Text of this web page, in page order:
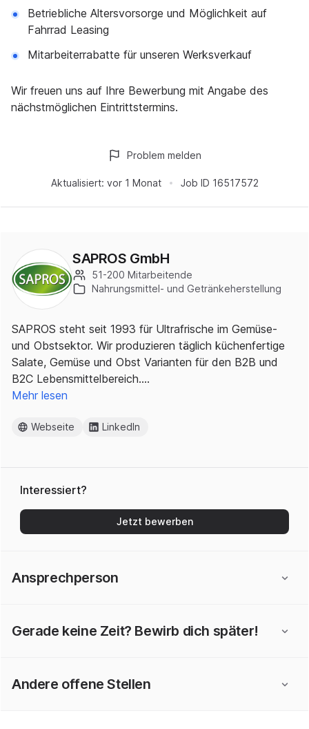
Betriebliche Altersvorsorge und Möglichkeit auf
Fahrrad Leasing
Mitarbeiterrabatte für unseren Werksverkauf
Wir freuen uns auf Ihre Bewerbung mit Angabe des
nächstmöglichen Eintrittstermins.
Aktualisiert: vor 1 Monat Job ID 16517572
Problem melden
SAPROS GmbH
51-200 Mitarbeitende
Nahrungsmittel- und Getränkeherstellung
SAPROS steht seit 1993 für Ultrafrische im Gemüse-
und Obstsektor. Wir produzieren täglich küchenfertige
Salate, Gemüse und Obst Varianten für den B2B und
B2C Lebensmittelbereich.…
Mehr lesen
Webseite LinkedIn
Interessiert?
Jetzt bewerben
Ansprechperson
Gerade keine Zeit? Bewirb dich später!
Andere offene Stellen